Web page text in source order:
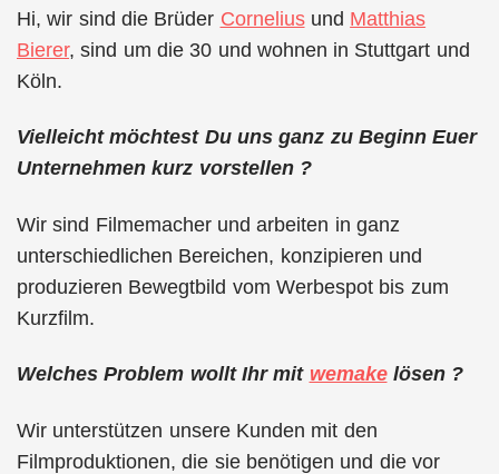
Hi, wir sind die Brüder Corneliusund Matthias
Bierer, sind um die 30 und wohnen in Stuttgart und
Köln.
Vielleicht möchtest Du uns ganz zu Beginn Euer
Unternehmen kurz vorstellen ?
Wir sind Filmemacher und arbeiten in ganz
unterschiedlichen Bereichen, konzipieren und
produzieren Bewegtbild vom Werbespot bis zum
Kurzfilm.
Welches Problem wollt Ihr mit wemakelösen ?
Wir unterstützen unsere Kunden mit den
Filmproduktionen, die sie benötigen und die vor